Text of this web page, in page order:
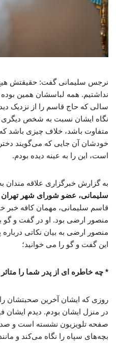
نرجس سلیمانی گفت: حقیقتش هیچ
نداشتیم. همه لباسشان همین
سالی که حاج قاسم را از نزدیک
نگاه ایشان نسبت به شخص دیگری
متفاوت باشد، خلاف چیزی باشد
خودشان آن جایی که می‌گویند
است، این را به عینه دیده بودم.
به گزارش خبرگزاری علاقه مندان
سلیمانی، عضو شورای شهر تهران
قاسم سلیمانی، مهمان کافه خبر
منصور ارضی بود. او در گفت و گو
منصور ارضی به بیان نکاتی
این گفت و گو را می خوانید؛
* چه خاطره ای از پدر شما را
روزی که ایشان آخرین صحبتشان
در منزل ایشان بودم. دیدم ایشان
صفحه تلویزیون نشسته است و
بچه‌های سپاه را نگاه می‌کند و